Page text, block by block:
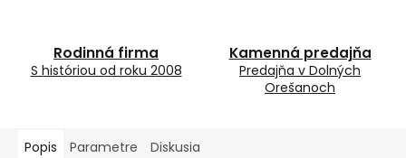
Rodinná firma
S históriou od roku 2008
Kamenná predajňa
Predajňa v Dolných
Orešanoch
Popis Parametre Diskusia